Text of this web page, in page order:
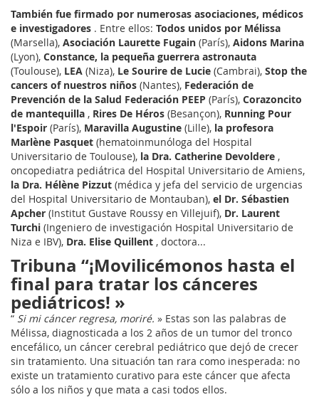
También fue firmado por numerosas asociaciones, médicos
e investigadores . Entre ellos: Todos unidos por Mélissa
(Marsella), Asociación Laurette Fugain (París), Aidons Marina
(Lyon), Constance, la pequeña guerrera astronauta
(Toulouse), LEA (Niza), Le Sourire de Lucie (Cambrai), Stop the
cancers of nuestros niños (Nantes), Federación de
Prevención de la Salud Federación PEEP (París), Corazoncito
de mantequilla , Rires De Héros (Besançon), Running Pour
l'Espoir (París), Maravilla Augustine (Lille), la profesora
Marlène Pasquet (hematoinmunóloga del Hospital
Universitario de Toulouse), la Dra. Catherine Devoldere ,
oncopediatra pediátrica del Hospital Universitario de Amiens,
la Dra. Hélène Pizzut (médica y jefa del servicio de urgencias
del Hospital Universitario de Montauban), el Dr. Sébastien
Apcher (Institut Gustave Roussy en Villejuif), Dr. Laurent
Turchi (Ingeniero de investigación Hospital Universitario de
Niza e IBV), Dra. Elise Quillent , doctora...
Tribuna “¡Movilicémonos hasta el
final para tratar los cánceres
pediátricos! »
“ Si mi cáncer regresa, moriré. » Estas son las palabras de
Mélissa, diagnosticada a los 2 años de un tumor del tronco
encefálico, un cáncer cerebral pediátrico que dejó de crecer
sin tratamiento. Una situación tan rara como inesperada: no
existe un tratamiento curativo para este cáncer que afecta
sólo a los niños y que mata a casi todos ellos.